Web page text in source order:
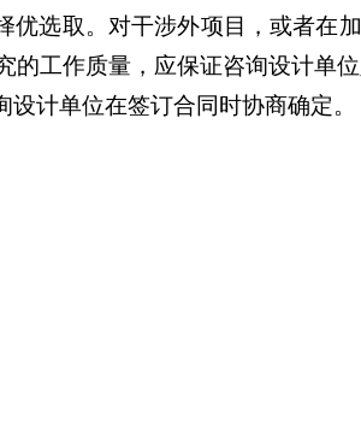
选取。对干涉外项目，或者在
的工作质量，应保证咨询设计单
计单位在签订合同时协商确定。